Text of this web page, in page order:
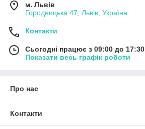
м. Львів
Городницька 47, Львів, Україна
Контакти
Сьогодні працює з 09:00 до 17:30
Показати весь графік роботи
Про нас
Контакти